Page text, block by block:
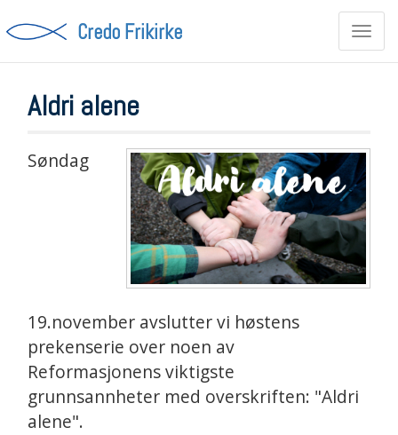
Credo Frikirke
Aldri alene
Søndag
19.november avslutter vi høstens
prekenserie over noen av
Reformasjonens viktigste
grunnsannheter med overskriften: "Aldri
alene".